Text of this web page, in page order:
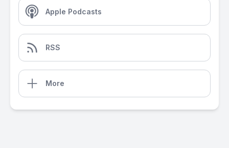
Apple Podcasts
RSS
More